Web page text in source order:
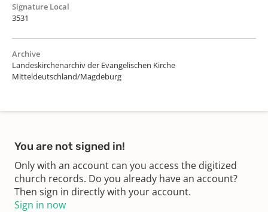
Signature Local
3531
Archive
Landeskirchenarchiv der Evangelischen Kirche
Mitteldeutschland/Magdeburg
You are not signed in!
Only with an account can you access the digitized
church records. Do you already have an account?
Then sign in directly with your account.
Sign in now